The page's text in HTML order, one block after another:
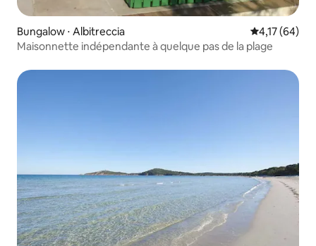
Bungalow ⋅ Albitreccia Évaluation
4,17 (64)
Maisonnette indépendante à quelque pas de la plage